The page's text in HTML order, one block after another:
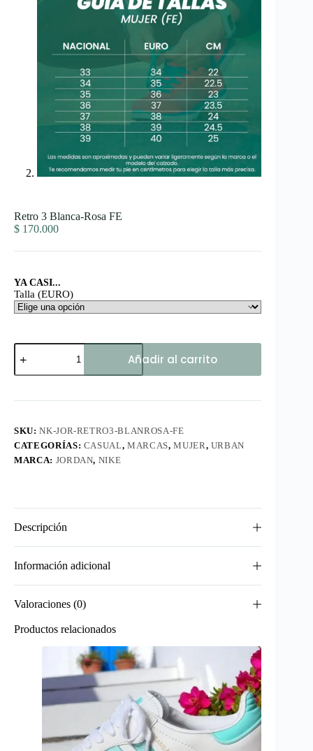
Retro 3 Blanca-Rosa FE
$ 170.000
YA CASI...
Talla (EURO)
Retro
Blanca-
Añadir al carrito
SKU:NK-JOR-RETRO3-BLANROSA-FE
CATEGORÍAS: CASUAL,MARCAS,MUJER, URBAN
MARCA: JORDAN, NIKE
Descripción
Información adicional
Valoraciones (0)
Productos relacionados